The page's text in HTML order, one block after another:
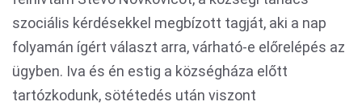
szociális kérdésekkel megbízott tagját, aki a nap
folyamán ígért választ arra, várható-e előrelépés az
ügyben. Iva és én estig a községháza előtt
tartózkodunk, sötétedés után viszont